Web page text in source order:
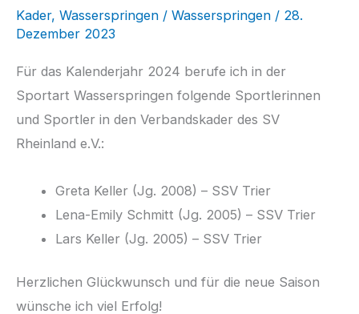
Kader, Wasserspringen / Wasserspringen / 28.
Dezember 2023
Für das Kalenderjahr 2024 berufe ich in der
Sportart Wasserspringen folgende Sportlerinnen
und Sportler in den Verbandskader des SV
Rheinland e.V.:
Greta Keller (Jg. 2008) – SSV Trier
Lena-Emily Schmitt (Jg. 2005) – SSV Trier
Lars Keller (Jg. 2005) – SSV Trier
Herzlichen Glückwunsch und für die neue Saison
wünsche ich viel Erfolg!